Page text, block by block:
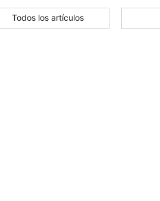
4,87
Todos los artículos